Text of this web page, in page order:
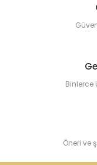
Binlerce
Öneri ve